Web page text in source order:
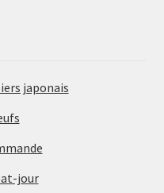
japonais
jour